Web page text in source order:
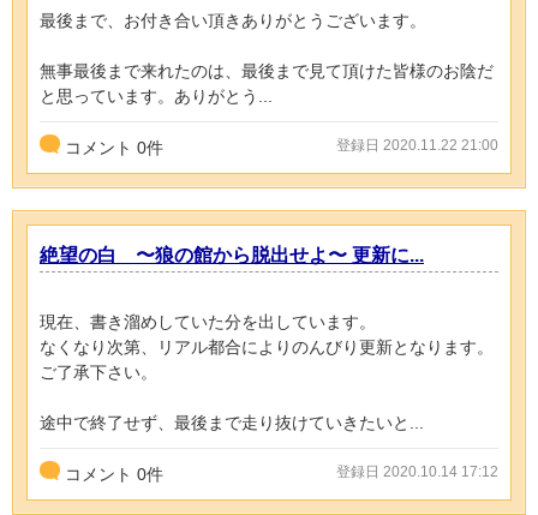
最後まで、お付き合い頂きありがとうございます。
無事最後まで来れたのは、最後まで見て頂けた皆様のお陰だ
と思っています。ありがとう...
コメント 0件 登録日 2020.11.22 21:00
絶望の白 〜狼の館から脱出せよ〜 更新に...
現在、書き溜めしていた分を出しています。
なくなり次第、リアル都合によりのんびり更新となります。
ご了承下さい。
途中で終了せず、最後まで走り抜けていきたいと...
コメント 0件 登録日 2020.10.14 17:12